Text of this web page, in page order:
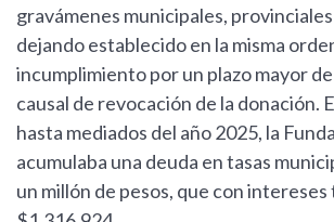
gravámenes municipales,
dejando establecido en la misma
incumplimiento por un plazo mayor
causal de revocación de la donación.
hasta mediados del año 2025, la
acumulaba una deuda en tasas
un millón de pesos, que con intereses